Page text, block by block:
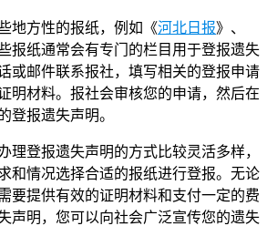
地方性的报纸，例如《河北日报》、
报纸通常会有专门的栏目用于登报遗失
或邮件联系报社，填写相关的登报申请
明材料。报社会审核您的申请，然后在
登报遗失声明。
理登报遗失声明的方式比较灵活多样，
和情况选择合适的报纸进行登报。无论
要提供有效的证明材料和支付一定的费
声明，您可以向社会广泛宣传您的遗失